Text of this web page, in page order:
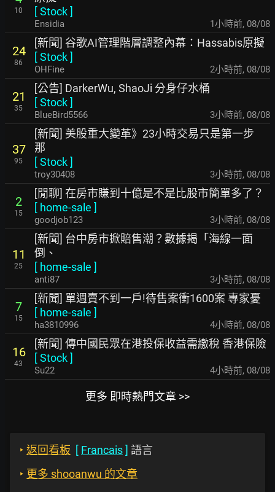
10
[Stock]
Ensidia 1小時前, 08/08
24
86
[新聞] 谷歌AI管理階層調整內幕：Hassabis原擬
[Stock]
OHFine 2小時前, 08/08
21
35
[公告] DarkerWu, ShaoJi 分身仔水桶
[Stock]
BlueBird5566 3小時前, 08/08
37
95
[新聞] 美股重大變革》23小時交易只是第一步
那
[Stock]
troy30408 3小時前, 08/08
2
15
[閒聊] 在房市賺到十億是不是比股市簡單多了？
[ home-sale ]
goodjob123 3小時前, 08/08
11
25
[新聞] 台中房市掀賠售潮？數據揭「海線一面
倒、
[ home-sale ]
anti87 3小時前, 08/08
7
15
[新聞] 單週賣不到一戶!待售案衝1600案 專家憂
[ home-sale ]
ha3810996 4小時前, 08/08
16
43
[新聞] 傳中國民眾在港投保收益需繳稅 香港保險
[Stock]
Su22 4小時前, 08/08
更多 即時熱門文章 >>
‣ 返回看板 [ Francais] 語言
‣ 更多 shooanwu 的文章